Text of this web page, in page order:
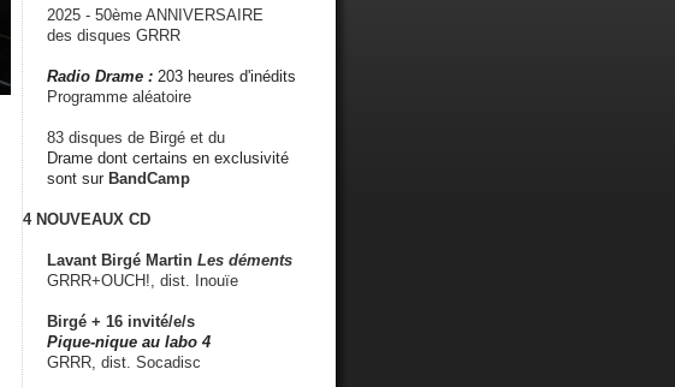
2025 - 50ème ANNIVERSAIRE
des disques GRRR
Radio Drame : 203 heures d'inédits
Programme aléatoire
83 disques de Birgé et du
Drame dont certains en exclusivité
sont sur BandCamp
4 NOUVEAUX CD
Lavant Birgé Martin Les déments
GRRR+OUCH!, dist. Inouïe
Birgé + 16 invité/e/s
Pique-nique au labo 4
GRRR, dist. Socadisc